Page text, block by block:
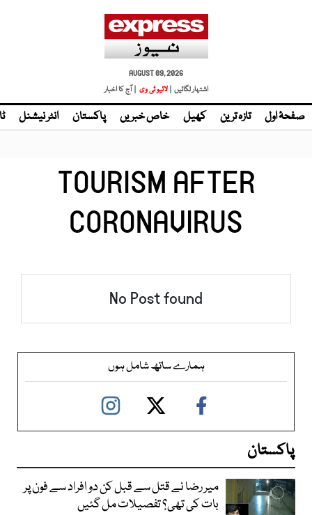
AUGUST 09, 2026
اشتہار لگائیں |
| آج کا اخبار
صفحۂ اول تازہ ترین کھیل خاص خبریں پاکستان انٹر نیشنل
TOURISM AFTER
CORONAVIRUS
No Post found
ہمارے ساتھ شامل ہوں
پاکستان
میر رضا نے قتل سے قبل کن دو افراد سے فون پر
بات کی تھی؟ تفصیلات مل گئیں